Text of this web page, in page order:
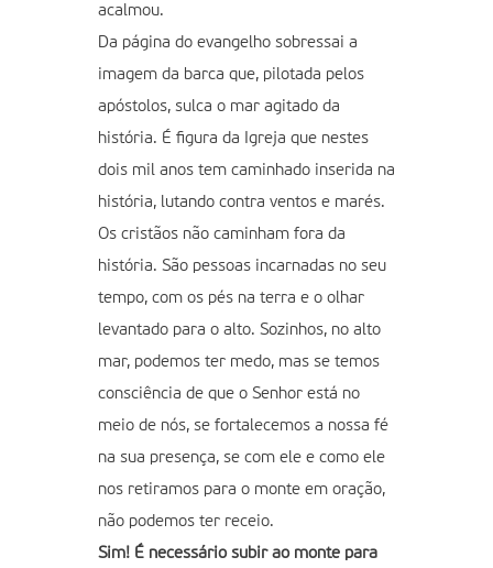
acalmou.
Da página do evangelho sobressai a
imagem da barca que, pilotada pelos
apóstolos, sulca o mar agitado da
história. É figura da Igreja que nestes
dois mil anos tem caminhado inserida na
história, lutando contra ventos e marés.
Os cristãos não caminham fora da
história. São pessoas incarnadas no seu
tempo, com os pés na terra e o olhar
levantado para o alto. Sozinhos, no alto
mar, podemos ter medo, mas se temos
consciência de que o Senhor está no
meio de nós, se fortalecemos a nossa fé
na sua presença, se com ele e como ele
nos retiramos para o monte em oração,
não podemos ter receio.
Sim! É necessário subir ao monte para